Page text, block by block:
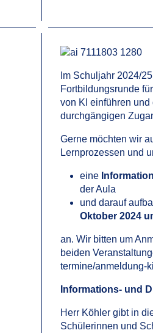
Im Schuljahr 2024/
Fortbildungsrunde
von KI einführen
durchgängigen
Gerne möchten wir
Lernprozessen und
eine
der Aula
und darauf
Oktober 2024
an. Wir bitten um
beiden
termine/anmeldung-ki
Informations- und
Herr Köhler gibt in
Schülerinnen und